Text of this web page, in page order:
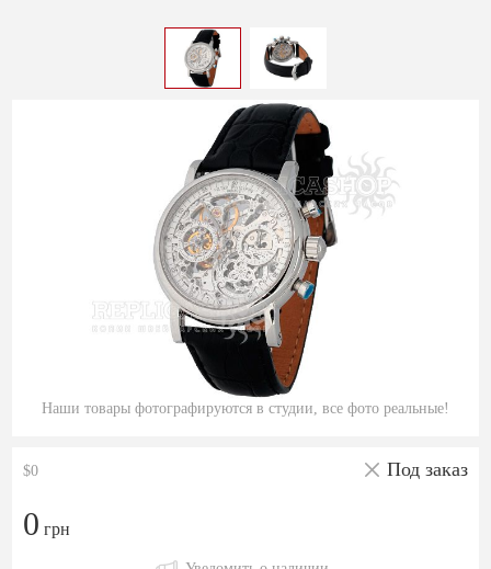
Наши товары фотографируются в студии, все фото реальные!
$0 Под заказ
0 грн